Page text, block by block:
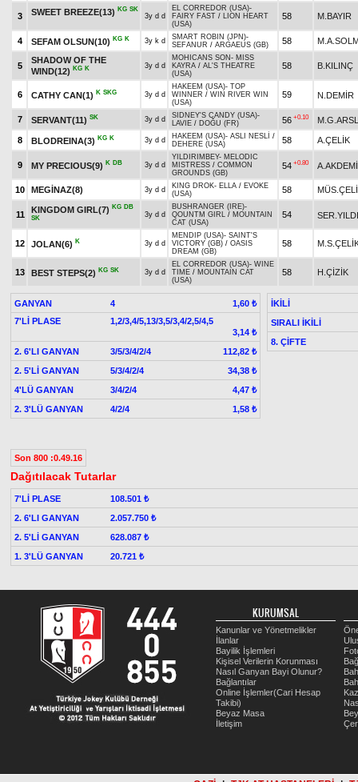
3 SWEET BREEZE(13) KG SK
3y d d
EL CORREDOR (USA)-
FAIRY FAST / LION HEART
(USA)
58 M.BAYIR
4 SEFAM OLSUN(10) KG K 3y k d SMART ROBIN (JPN)-
SEFANUR / ARGAEUS (GB) 58
5
SHADOW OF THE
WIND(12) KG K 3y d d
MOHICANS SON - MISS
KAYRA / AL'S THEATRE
(USA)
58 B.KILINÇ
6 CATHY CAN(1) K SKG 3y d d
HAKEEM (USA)- TOP
WINNER / WIN RIVER WIN
(USA)
59 N.DEMİR
7 SERVANT(11) SK 3y d d SIDNEY'S CANDY (USA)-
LAVIE / DOĞU (FR) 56 +0.10
8 BLODREINA(3) KG K 3y d d HAKEEM (USA)- ASLI NESLİ /
DEHERE (USA)
58 A.ÇELİK
9 MY PRECIOUS(9) K DB 3y d d
YILDIRIMBEY- MELODIC
MISTRESS / COMMON
GROUNDS (GB)
54 +0.80
10 MEGİNAZ(8) 3y d d KING DROK- ELLA / EVOKE
(USA)
58
11
KINGDOM GIRL(7) KG DB
SK
3y d d
BUSHRANGER (IRE)-
QOUNTM GIRL / MOUNTAIN
CAT (USA)
54
12 JOLAN(6) K 3y d d
MENDIP (USA)- SAINT'S
VICTORY (GB) / OASIS
DREAM (GB)
58
13 BEST STEPS(2) KG SK 3y d d
EL CORREDOR (USA)- WINE
TIME / MOUNTAIN CAT
(USA)
58 H.ÇİZİK
GANYAN 4
1,60 ₺
7'Lİ PLASE
1,2/3,4/5,13/3,5/3,4/2,5/4,5
3,14 ₺
2. 6'LI GANYAN
3/5/3/4/2/4
112,82 ₺
2. 5'Lİ GANYAN
5/3/4/2/4
34,38 ₺
4'LÜ GANYAN
3/4/2/4
4,47 ₺
2. 3'LÜ GANYAN
4/2/4 1,58 ₺
İKİLİ
SIRALI İKİLİ
8. ÇİFTE
Son 800 :0.49.16
Dağıtılacak Tutarlar
7'Lİ PLASE
108.501 ₺
2. 6'LI GANYAN
2.057.750 ₺
2. 5'Lİ GANYAN
628.087 ₺
1. 3'LÜ GANYAN
20.721 ₺
KURUMSAL
Kanunlar ve Yönetmelikler
İlanlar
Bayilik İşlemleri
Kişisel Verilerin Korunması
Nasıl Ganyan Bayi Olunur?
Bağlantılar
Online İşlemler(Cari Hesap
Takibi)
Beyaz Masa
İletişim